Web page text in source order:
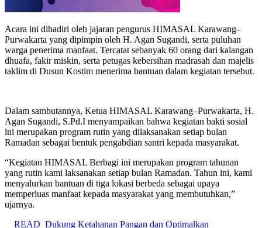
Acara ini dihadiri oleh jajaran pengurus HIMASAL Karawang–
Purwakarta yang dipimpin oleh H. Agan Sugandi, serta puluhan
warga penerima manfaat. Tercatat sebanyak 60 orang dari kalangan
dhuafa, fakir miskin, serta petugas kebersihan madrasah dan majelis
taklim di Dusun Kostim menerima bantuan dalam kegiatan tersebut.
Dalam sambutannya, Ketua HIMASAL Karawang–Purwakarta, H.
Agan Sugandi, S.Pd.I menyampaikan bahwa kegiatan bakti sosial
ini merupakan program rutin yang dilaksanakan setiap bulan
Ramadan sebagai bentuk pengabdian santri kepada masyarakat.
“Kegiatan HIMASAL Berbagi ini merupakan program tahunan
yang rutin kami laksanakan setiap bulan Ramadan. Tahun ini, kami
menyalurkan bantuan di tiga lokasi berbeda sebagai upaya
memperluas manfaat kepada masyarakat yang membutuhkan,”
ujarnya.
READ Dukung Ketahanan Pangan dan Optimalkan